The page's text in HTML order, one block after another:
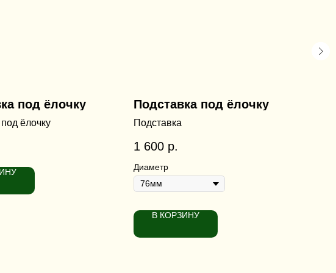
под ёлочку
ёлочку
Подставка под ёлочку
Подставка
1 600 р.
Диаметр
В КОРЗИНУ